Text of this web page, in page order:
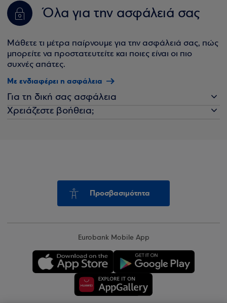
Όλα για την ασφάλειά σας
Μάθετε τι μέτρα παίρνουμε για την ασφάλειά σας, πώς
μπορείτε να προστατευτείτε και ποιες είναι οι πιο
συχνές απάτες.
Με ενδιαφέρει η ασφάλεια
Για τη δική σας ασφάλεια
Χρειάζεστε βοήθεια;
Προσβασιμότητα
Eurobank Mobile App